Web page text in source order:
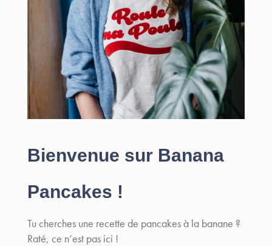
Bienvenue sur Banana
Pancakes !
Tu cherches une recette de pancakes à la banane ?
Raté, ce n’est pas ici !